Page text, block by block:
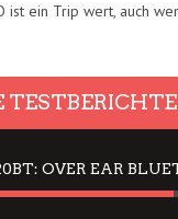
ist ein Trip wert, auch
TESTBERICHTE